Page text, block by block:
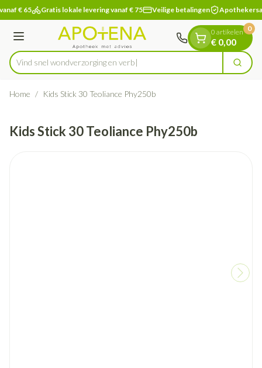
Ga naar de inhoud
1 van 1
€ 65 Gratis lokale levering vanaf € 75 Veilige betalingen
Menu
Product, merk, categorie...
Vind snel wondverzorging Zoek
0 artikelen
€ 0,00
0
Home / Kids Stick 30 Teoliance Phy250b
Kids Stick 30 Teoliance Phy250b